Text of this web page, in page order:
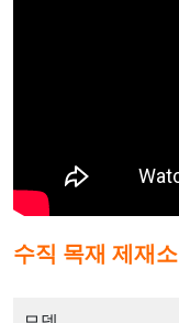
수직 목재 제재소